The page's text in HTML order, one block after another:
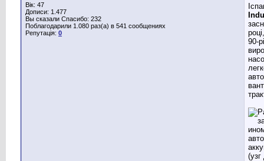
Вік: 47
Дописи: 1.477
Вы сказали Спасибо: 232
Поблагодарили 1.080 раз(а) в 541 сообщениях
Репутація: 0
90-